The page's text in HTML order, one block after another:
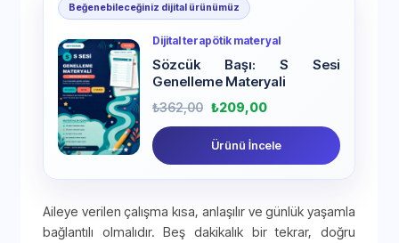
Beğenebileceğiniz dijital ürünümüz
Dijital terapötik materyal
Sözcük Başı: S Sesi
Genelleme Materyali
₺362,00 ₺209,00
Ürünü İncele
Aileye verilen çalışma kısa, anlaşılır ve günlük yaşamla
bağlantılı olmalıdır. Beş dakikalık bir tekrar, doğru